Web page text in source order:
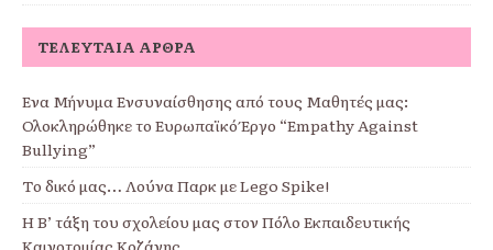
ΤΕΛΕΥΤΑΊΑ ΆΡΘΡΑ
Ένα Μήνυμα Ενσυναίσθησης από τους Μαθητές μας:
Ολοκληρώθηκε το Ευρωπαϊκό Έργο “Empathy Against
Bullying”
Το δικό μας… Λούνα Παρκ με Lego Spike!
Η Β’ τάξη του σχολείου μας στον Πόλο Εκπαιδευτικής